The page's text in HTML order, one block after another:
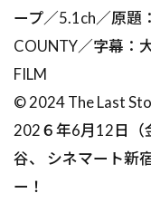
ープ／5.1ch／原題
COUNTY／字幕：
FILM
© 2024 The Last
202６年6月12日（
谷、 シネマート新
ー！